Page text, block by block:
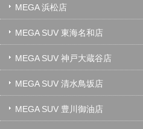
MEGA 浜松店
MEGA SUV 東海名和店
MEGA SUV 神戸大蔵谷店
MEGA SUV 清水鳥坂店
MEGA SUV 豊川御油店